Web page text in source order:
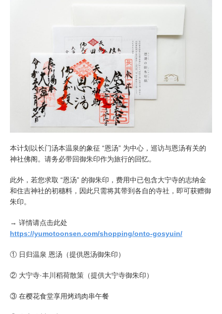
本计划以长门汤本温泉的象征 “恩汤” 为中心，巡访与恩汤有关的
神社佛阁。请务必带回御朱印作为旅行的回忆。
此外，若您求取 “恩汤” 的御朱印，费用中已包含大宁寺的志纳金
和住吉神社的初穗料，因此只需将其带到各自的寺社，即可获赠御
朱印。
→ 详情请点击此处
https://yumotoonsen.com/shopping/onto-gosyuin/
① 日归温泉 恩汤（提供恩汤御朱印）
② 大宁寺·丰川稻荷散策（提供大宁寺御朱印）
③ 在樱花食堂享用烤鸡肉串午餐